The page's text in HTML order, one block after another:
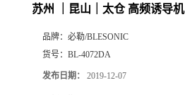
苏州 ｜昆山｜太仓 高频诱导机
品牌： 必勒/BLESONIC
货号： BL-4072DA
发布日期： 2019-12-07